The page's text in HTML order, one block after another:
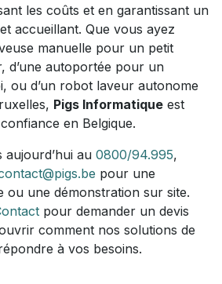
les coûts et en garantissant un
accueillant. Que vous ayez
manuelle pour un petit
d’une autoportée pour un
ou d’un robot laveur autonome
Pigs Informatique est
en Belgique.
au 0800/94.995,
pour une
ou une démonstration sur site.
pour demander un devis
comment nos solutions de
à vos besoins.